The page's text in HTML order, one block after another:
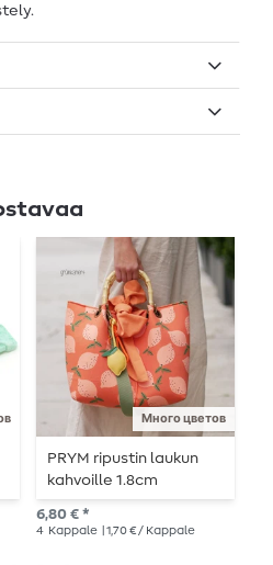
Много цветов
PRYM ripustin laukun
kahvoille 1.8cm
6,80 € *
4 Kappale | 1,70 € / Kappale